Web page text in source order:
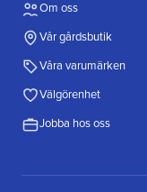
Om oss
Vår gårdsbutik
Våra varumärken
Välgörenhet
Jobba hos oss